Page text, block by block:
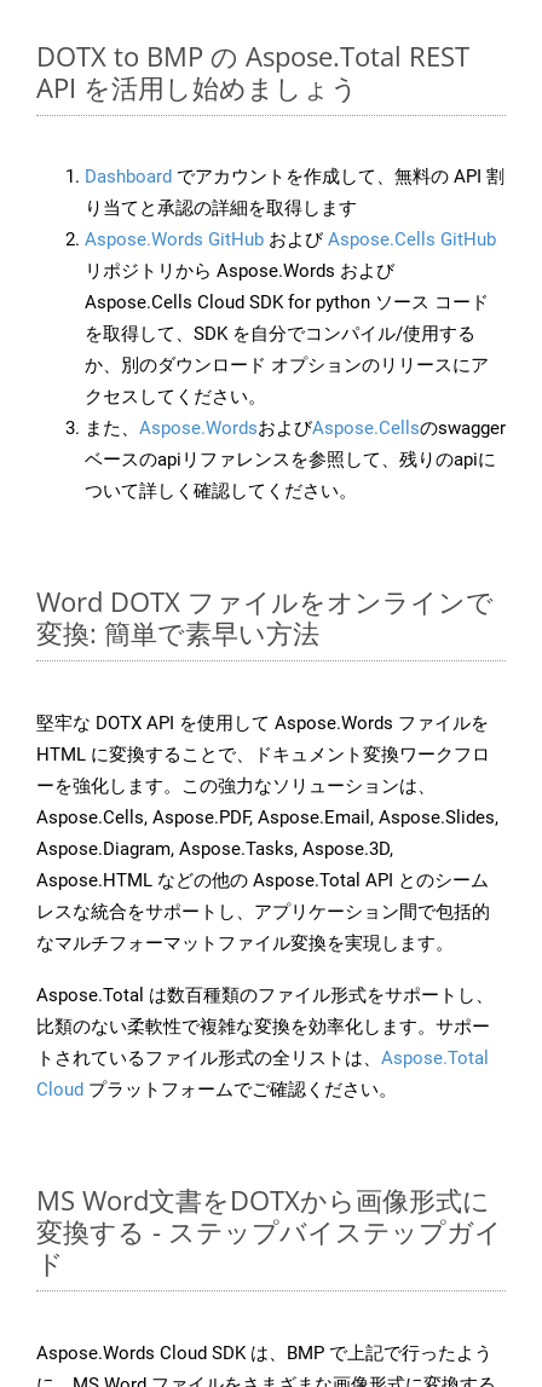
DOTX to BMP の Aspose.Total REST
API を活用し始めましょう
Dashboard でアカウントを作成して、無料の API 割
り当てと承認の詳細を取得します
Aspose.Words GitHub およびAspose.Cells GitHub
リポジトリから Aspose.Words および
Aspose.Cells Cloud SDK for python ソース コード
を取得して、SDK を自分でコンパイル/使用する
か、別のダウンロード オプションのリリースにア
クセスしてください。
また、 Aspose.WordsおよびAspose.Cellsのswagger
ベースのapiリファレンスを参照して、残りのapiに
ついて詳しく確認してください。
Word DOTX ファイルをオンラインで
変換: 簡単で素早い方法
堅牢な DOTX API を使用して Aspose.Words ファイルを
HTML に変換することで、ドキュメント変換ワークフロ
ーを強化します。この強力なソリューションは、
Aspose.Cells, Aspose.PDF, Aspose.Email, Aspose.Slides,
Aspose.Diagram, Aspose.Tasks, Aspose.3D,
Aspose.HTML などの他の Aspose.Total API とのシーム
レスな統合をサポートし、アプリケーション間で包括的
なマルチフォーマットファイル変換を実現します。
Aspose.Total は数百種類のファイル形式をサポートし、
比類のない柔軟性で複雑な変換を効率化します。サポー
トされているファイル形式の全リストは、 Aspose.Total
Cloud プラットフォームでご確認ください。
MS Word文書をDOTXから画像形式に
変換する - ステップバイステップガイ
ド
Aspose.Words Cloud SDK は、BMP で上記で行ったよう